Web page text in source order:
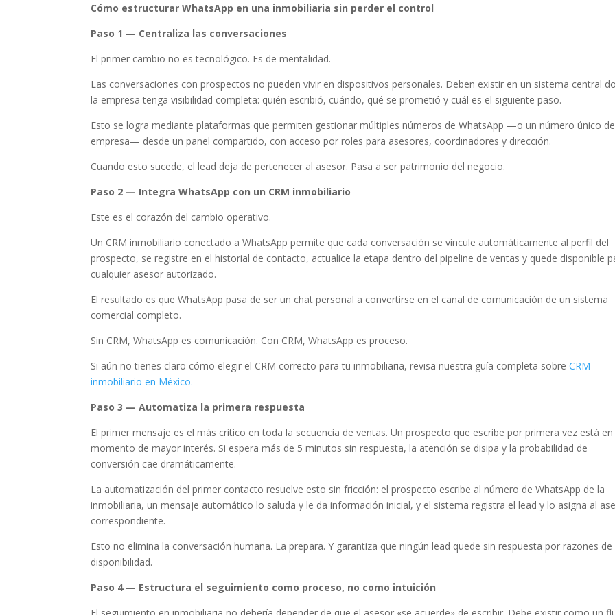
Cómo estructurar WhatsApp en una inmobiliaria sin perder el control
Paso 1 — Centraliza las conversaciones
El primer cambio no es tecnológico. Es de mentalidad.
Las conversaciones con prospectos no pueden vivir en dispositivos personales. Deben existir en un sistema central
la empresa tenga visibilidad completa: quién escribió, cuándo, qué se prometió y cuál es el siguiente paso.
Esto se logra mediante plataformas que permiten gestionar múltiples números de WhatsApp —o un número único de
empresa— desde un panel compartido, con acceso por roles para asesores, coordinadores y dirección.
Cuando esto sucede, el lead deja de pertenecer al asesor. Pasa a ser patrimonio del negocio.
Paso 2 — Integra WhatsApp con un CRM inmobiliario
Este es el corazón del cambio operativo.
Un CRM inmobiliario conectado a WhatsApp permite que cada conversación se vincule automáticamente al perfil del
prospecto, se registre en el historial de contacto, actualice la etapa dentro del pipeline de ventas y quede disponible
cualquier asesor autorizado.
El resultado es que WhatsApp pasa de ser un chat personal a convertirse en el canal de comunicación de un sistema
comercial completo.
Sin CRM, WhatsApp es comunicación. Con CRM, WhatsApp es proceso.
Si aún no tienes claro cómo elegir el CRM correcto para tu inmobiliaria, revisa nuestra guía completa sobre CRM
inmobiliario en México.
Paso 3 — Automatiza la primera respuesta
El primer mensaje es el más crítico en toda la secuencia de ventas. Un prospecto que escribe por primera vez está en
momento de mayor interés. Si espera más de 5 minutos sin respuesta, la atención se disipa y la probabilidad de
conversión cae dramáticamente.
La automatización del primer contacto resuelve esto sin fricción: el prospecto escribe al número de WhatsApp de la
inmobiliaria, un mensaje automático lo saluda y le da información inicial, y el sistema registra el lead y lo asigna al
correspondiente.
Esto no elimina la conversación humana. La prepara. Y garantiza que ningún lead quede sin respuesta por razones de
disponibilidad.
Paso 4 — Estructura el seguimiento como proceso, no como intuición